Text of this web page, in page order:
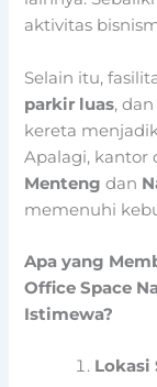
aktivitas
Selain itu,
parkir luas,
kereta
Apalagi, kantor
Menteng dan
memenuhi
Apa yang
Office Space
Istimewa?
Lokasi